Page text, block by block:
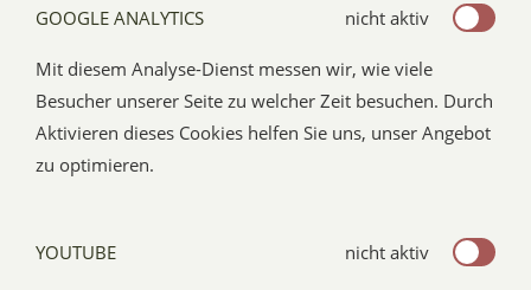
GOOGLE ANALYTICS nicht aktiv
Mit diesem Analyse-Dienst messen wir, wie viele
Besucher unserer Seite zu welcher Zeit besuchen. Durch
Aktivieren dieses Cookies helfen Sie uns, unser Angebot
zu optimieren.
YOUTUBE nicht aktiv